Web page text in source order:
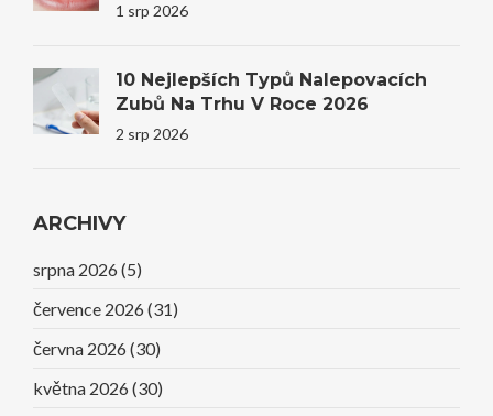
1 srp 2026
10 Nejlepších Typů Nalepovacích
Zubů Na Trhu V Roce 2026
2 srp 2026
ARCHIVY
srpna 2026 (5)
července 2026 (31)
června 2026 (30)
května 2026 (30)